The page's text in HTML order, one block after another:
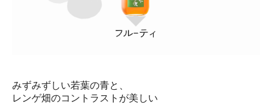
みずみずしい若葉の青と、
レンゲ畑のコントラストが美しい